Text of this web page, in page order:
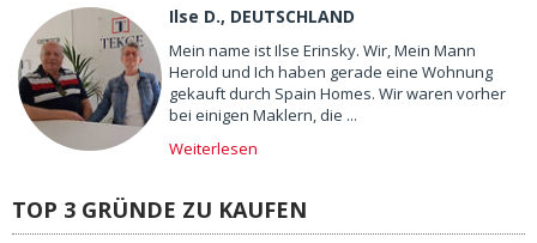
Ilse D., DEUTSCHLAND
Mein name ist Ilse Erinsky. Wir, Mein Mann
Herold und Ich haben gerade eine Wohnung
gekauft durch Spain Homes. Wir waren vorher
bei einigen Maklern, die ...
Weiterlesen
TOP 3 GRÜNDE ZU KAUFEN